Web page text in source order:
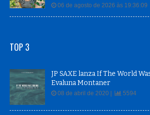
06 de agosto de 2026 às 19:36:09
TOP 3
JP SAXE lanza If The World
Evaluna Montaner
08 de abril de 2020 | 5594